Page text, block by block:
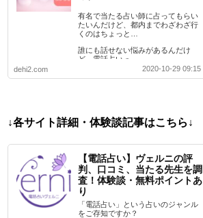
有名で当たる占い師に占ってもらい
たいんだけど、都内までわざわざ行
くのはちょっと…
誰にも話せない悩みがあるんだけ
ど、電話占いっ…
dehi2.com
2020-10-29 09:15
↓各サイト詳細・体験談記事はこちら↓
【電話占い】ヴェルニの評
判、口コミ、当たる先生を調
査！体験談・無料ポイントあ
り
「電話占い」という占いのジャンル
をご存知ですか？